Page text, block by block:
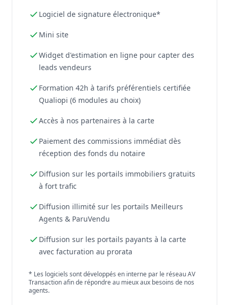
Logiciel de signature électronique*
Mini site
Widget d'estimation en ligne pour capter des
leads vendeurs
Formation 42h à tarifs préférentiels certifiée
Qualiopi (6 modules au choix)
Accès à nos partenaires à la carte
Paiement des commissions immédiat dès
réception des fonds du notaire
Diffusion sur les portails immobiliers gratuits
à fort trafic
Diffusion illimité sur les portails Meilleurs
Agents & ParuVendu
Diffusion sur les portails payants à la carte
avec facturation au prorata
* Les logiciels sont développés en interne par le réseau AV
Transaction afin de répondre au mieux aux besoins de nos
agents.